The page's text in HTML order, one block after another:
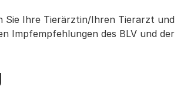
Sie Ihre Tierärztin/Ihren Tierarzt und
Impfempfehlungen des BLV und der